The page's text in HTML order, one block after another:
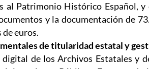
Patrimonio Histórico Español,
y la documentación de
euros.
de titularidad estatal y
de los Archivos Estatales y